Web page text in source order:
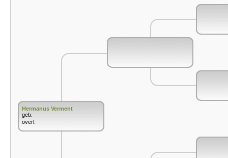
Hermanus Verment
geb.
overl.